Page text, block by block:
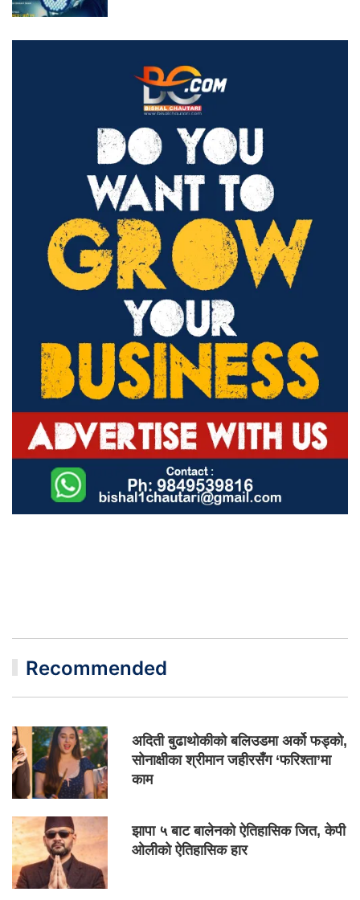
Recommended
अदिती बुढाथोकीको बलिउडमा अर्को फड्को,
सोनाक्षीका श्रीमान जहीरसँग ‘फरिश्ता’मा
काम
झापा ५ बाट बालेनको ऐतिहासिक जित, केपी
ओलीको ऐतिहासिक हार